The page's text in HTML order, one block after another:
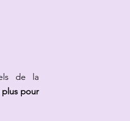
de la
plus pour